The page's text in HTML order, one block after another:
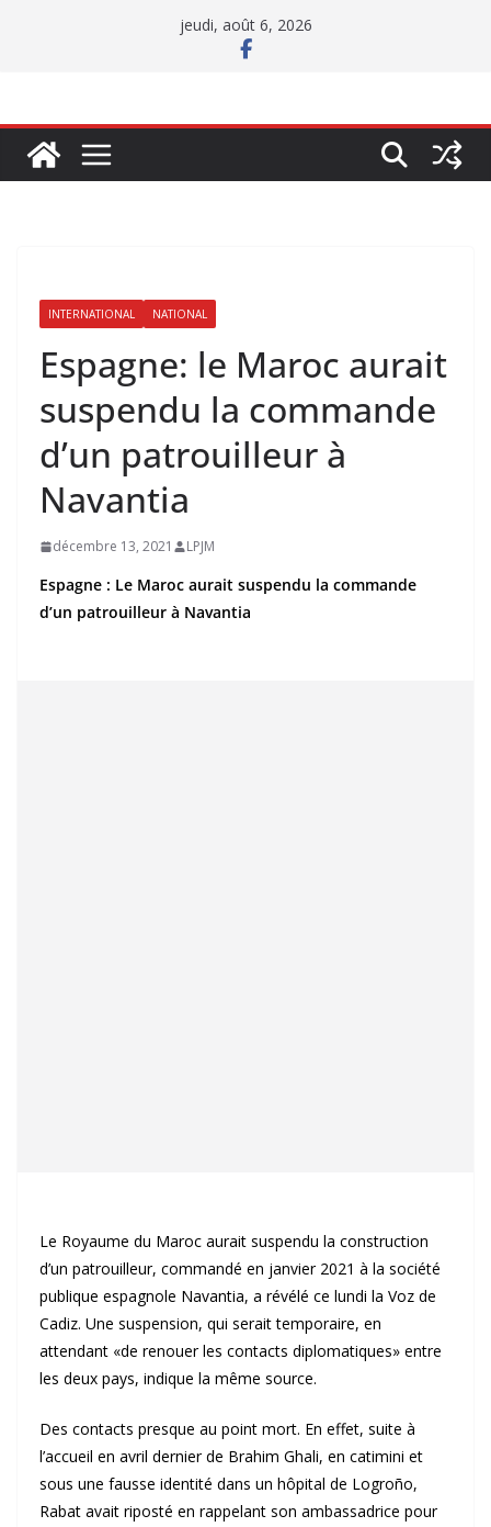
jeudi, août 6, 2026
INTERNATIONAL NATIONAL
Espagne: le Maroc aurait
suspendu la commande
d’un patrouilleur à
Navantia
décembre 13, 2021 LPJM
Espagne : Le Maroc aurait suspendu la commande
d’un patrouilleur à Navantia
Le Royaume du Maroc aurait suspendu la construction
d’un patrouilleur, commandé en janvier 2021 à la société
publique espagnole Navantia, a révélé ce lundi la Voz de
Cadiz. Une suspension, qui serait temporaire, en
attendant «de renouer les contacts diplomatiques» entre
les deux pays, indique la même source.
Des contacts presque au point mort. En effet, suite à
l’accueil en avril dernier de Brahim Ghali, en catimini et
sous une fausse identité dans un hôpital de Logroño,
Rabat avait riposté en rappelant son ambassadrice pour